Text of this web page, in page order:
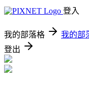
登入
我的部落格 我的部
登出